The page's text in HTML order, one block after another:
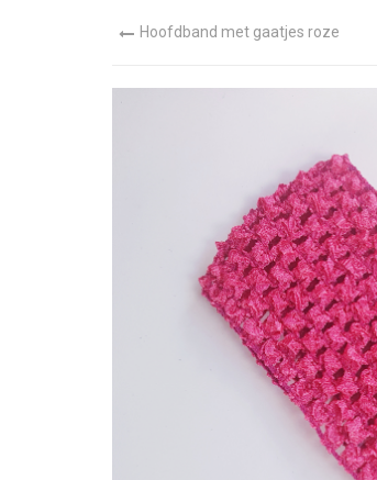
Hoofdband met gaatjes roze